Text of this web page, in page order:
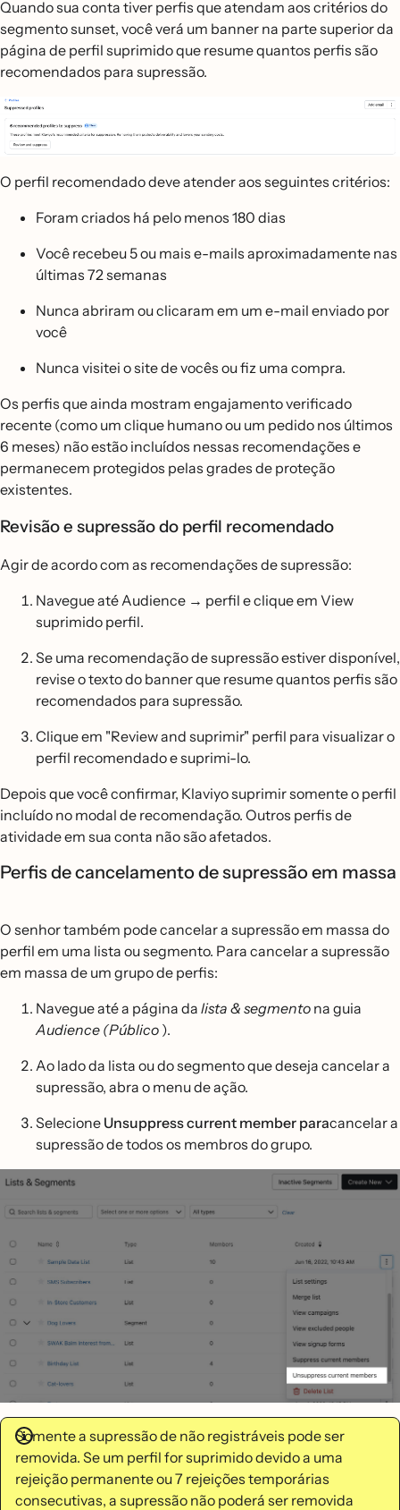
Quando sua conta tiver perfis que atendam aos critérios do
segmento sunset, você verá um banner na parte superior da
página de perfil suprimido que resume quantos perfis são
recomendados para supressão.
O perfil recomendado deve atender aos seguintes critérios:
Foram criados há pelo menos 180 dias
Você recebeu 5 ou mais e-mails aproximadamente nas
últimas 72 semanas
Nunca abriram ou clicaram em um e-mail enviado por
você
Nunca visitei o site de vocês ou fiz uma compra.
Os perfis que ainda mostram engajamento verificado
recente (como um clique humano ou um pedido nos últimos
6 meses) não estão incluídos nessas recomendações e
permanecem protegidos pelas grades de proteção
existentes.
Revisão e supressão do perfil recomendado
Agir de acordo com as recomendações de supressão:
Navegue até Audience → perfil e clique em View
suprimido perfil.
Se uma recomendação de supressão estiver disponível,
revise o texto do banner que resume quantos perfis são
recomendados para supressão.
Clique em "Review and suprimir" perfil para visualizar o
perfil recomendado e suprimi-lo.
Depois que você confirmar, Klaviyo suprimir somente o perfil
incluído no modal de recomendação. Outros perfis de
atividade em sua conta não são afetados.
Perfis de cancelamento de supressão em massa
O senhor também pode cancelar a supressão em massa do
perfil em uma lista ou segmento. Para cancelar a supressão
em massa de um grupo de perfis:
Navegue até a página da lista & segmento na guia
Audience (Público ).
Ao lado da lista ou do segmento que deseja cancelar a
supressão, abra o menu de ação.
Selecione Unsuppress current member paracancelar a
supressão de todos os membros do grupo.
Somente a supressão de não registráveis pode ser
removida. Se um perfil for suprimido devido a uma
rejeição permanente ou 7 rejeições temporárias
consecutivas, a supressão não poderá ser removida